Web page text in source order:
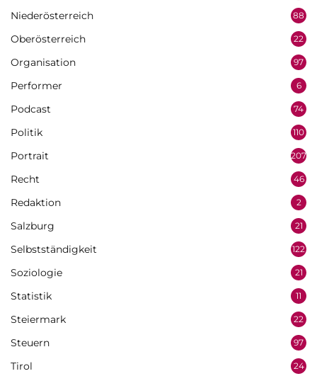
Niederösterreich 88
Oberösterreich 22
Organisation 97
Performer 6
Podcast 74
Politik 110
Portrait 207
Recht 46
Redaktion 2
Salzburg 21
Selbstständigkeit 122
Soziologie 21
Statistik 11
Steiermark 22
Steuern 97
Tirol 24